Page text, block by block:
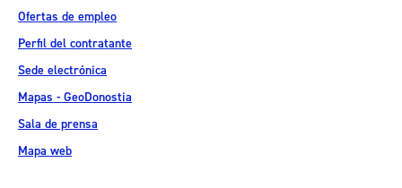
Ofertas de empleo
Perfil del contratante
Sede electrónica
Mapas - GeoDonostia
Sala de prensa
Mapa web